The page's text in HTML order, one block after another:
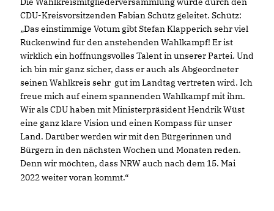
CDU-Kreisvorsitzenden Fabian Schütz geleitet. Schütz:
Das einstimmige Votum gibt Stefan Klapperich sehr viel
Rückenwind für den anstehenden Wahlkampf! Er ist
wirklich ein hoffnungsvolles Talent in unserer Partei. Und
ich bin mir ganz sicher, dass er auch als Abgeordneter
seinen Wahlkreis sehr gut im Landtag vertreten wird. Ich
freue mich auf einem spannenden Wahlkampf mit ihm.
Wir als CDU haben mit Ministerpräsident Hendrik Wüst
eine ganz klare Vision und einen Kompass für unser
Land. Darüber werden wir mit den Bürgerinnen und
Bürgern in den nächsten Wochen und Monaten reden.
Denn wir möchten, dass NRW auch nach dem 15. Mai
2022 weiter voran kommt.“